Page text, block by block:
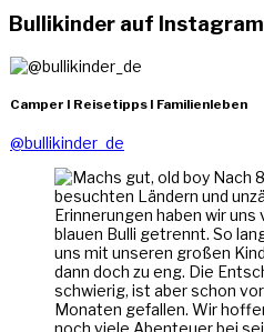
Bullikinder auf Instagram
Camper I Reisetipps I Familienleben
@bullikinder_de